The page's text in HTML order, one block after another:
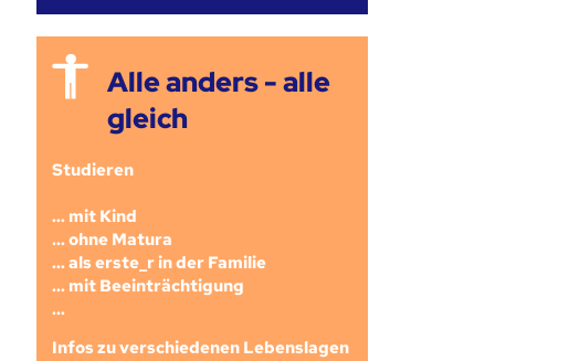
Alle anders - alle
gleich
Studieren
... mit Kind
... ohne Matura
... als erste_r in der Familie
... mit Beeinträchtigung
...
Infos zu verschiedenen Lebenslagen